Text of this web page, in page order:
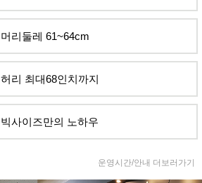
머리둘레 61~64cm
허리 최대68인치까지
빅사이즈만의 노하우
운영시간/안내 더보러가기